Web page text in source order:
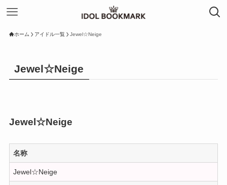
ホーム アイドル一覧 Jewel☆Neige
Jewel☆Neige
Jewel☆Neige
名称
Jewel☆Neige